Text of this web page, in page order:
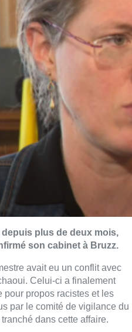
plus de deux mois,
son cabinet à Bruzz.
avait eu un conflit avec
Celui-ci a finalement
pour propos racistes et les
par le comité de vigilance du
dans cette affaire.